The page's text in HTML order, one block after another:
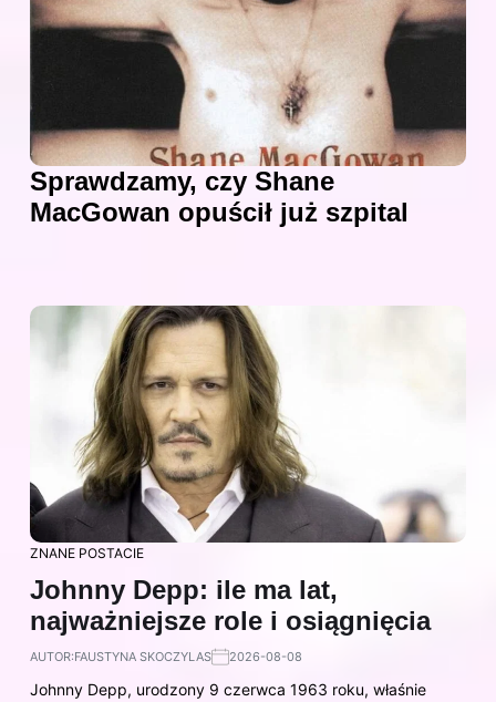
Sprawdzamy, czy Shane
MacGowan opuścił już szpital
ZNANE POSTACIE
Johnny Depp: ile ma lat,
najważniejsze role i osiągnięcia
AUTOR:FAUSTYNA SKOCZYLAS 2026-08-08
Johnny Depp, urodzony 9 czerwca 1963 roku, właśnie